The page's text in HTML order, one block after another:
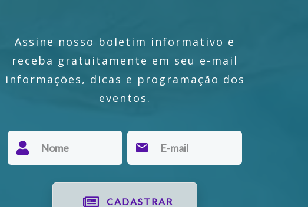
Assine nosso boletim informativo e
receba gratuitamente em seu e-mail
informações, dicas e programação dos
eventos.
CADASTRAR